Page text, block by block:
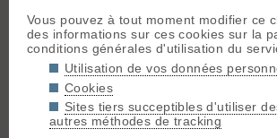
idée autour de Grenoble ???
merci d'avance 😊 !!!
jc69 [2646
Refuge de la Pra
Croix de Belledonne
Vous pouvez à tout moment modifier ce
des informations sur ces cookies sur la
conditions générales d'utilisation du
Utilisation de vos données
Cookies
Sites tiers succeptibles d'utiliser
autres méthodes de tracking